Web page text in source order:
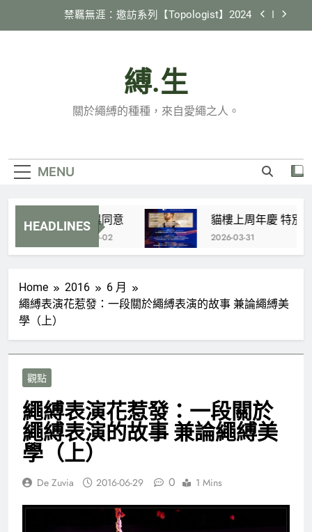
2024 縄紋 in 臺灣
貓樓上周年慶 特別企劃 X 國際邀約計劃
【Tamandua】
禁羈無涯：邀訪系列【Topologist】2024
《縛生講座》#22 日本繩縛社群跑跳生存報告
縛.生
關於繩縛的種種，來自愛繩之人。
MENU
HEADLINES
協商與同意 貓樓上周年慶 特別企劃 X
2026-03-31
Home 2016
6 月
繩縛表演花惹發：一段關於繩縛表演的故事 兼論繩縛美
學（上）
觀點
繩縛表演花惹發：一段關於
繩縛表演的故事 兼論繩縛美
學（上）
De Zuvia 2016-06-29 0 1 Mins